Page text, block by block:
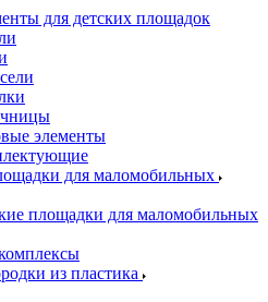
для детских площадок
элементы
для маломобильных
площадки для маломобильных
из пластика